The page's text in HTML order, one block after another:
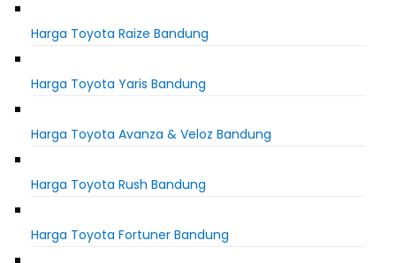
Harga Toyota Raize Bandung
Harga Toyota Yaris Bandung
Harga Toyota Avanza & Veloz Bandung
Harga Toyota Rush Bandung
Harga Toyota Fortuner Bandung